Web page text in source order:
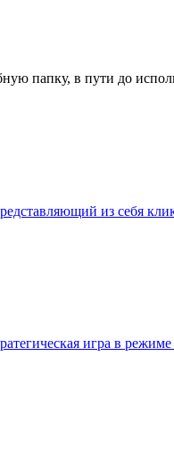
папку, в пути до
из себя
игра в